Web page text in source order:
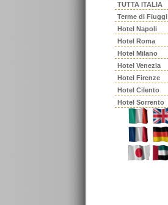
TUTTA ITALIA
Terme di Fiuggi
Hotel Napoli
Hotel Roma
Hotel Milano
Hotel Venezia
Hotel Firenze
Hotel Cilento
Hotel Sorrento